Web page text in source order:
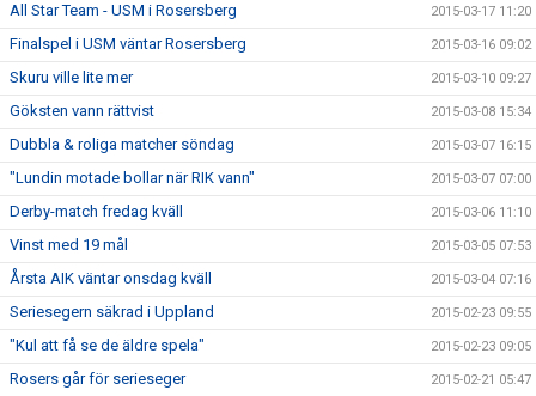
All Star Team - USM i Rosersberg 2015-03-17 11:20
Finalspel i USM väntar Rosersberg 2015-03-16 09:02
Skuru ville lite mer 2015-03-10 09:27
Göksten vann rättvist 2015-03-08 15:34
Dubbla & roliga matcher söndag 2015-03-07 16:15
"Lundin motade bollar när RIK vann" 2015-03-07 07:00
Derby-match fredag kväll 2015-03-06 11:10
Vinst med 19 mål 2015-03-05 07:53
Årsta AIK väntar onsdag kväll 2015-03-04 07:16
Seriesegern säkrad i Uppland 2015-02-23 09:55
"Kul att få se de äldre spela" 2015-02-23 09:05
Rosers går för serieseger 2015-02-21 05:47